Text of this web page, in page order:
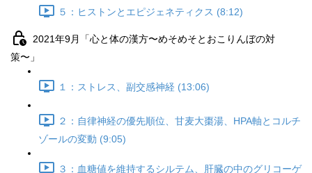
５：ヒストンとエピジェネティクス (8:12)
2021年9月「心と体の漢方〜めそめそとおこりんぼの対
策〜」
１：ストレス、副交感神経 (13:06)
２：自律神経の優先順位、甘麦大棗湯、HPA軸とコルチ
ゾールの変動 (9:05)
３：血糖値を維持するシルテム、肝臓の中のグリコーゲ